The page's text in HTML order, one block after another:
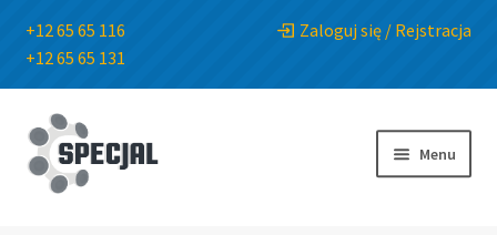
+12 65 65 116
+12 65 65 131
Zaloguj się / Rejstracja
Przejdź
do
nawigacji
Przejdź
do
treści
Menu